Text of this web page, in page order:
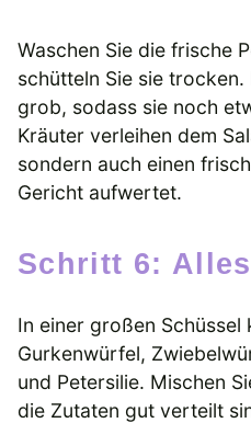
Waschen Sie die frische
schütteln Sie sie
grob, sodass sie noch
Kräuter verleihen dem
sondern auch einen
Gericht aufwertet.
Schritt 6:
In einer großen Schüssel
Gurkenwürfel,
und Petersilie. Mischen
die Zutaten gut verteilt